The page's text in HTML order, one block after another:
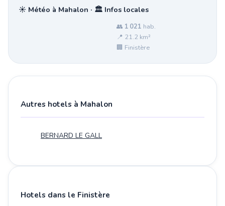
☀️ Météo à Mahalon · 🏛️ Infos locales
👥 1 021 hab.
📍 21.2 km²
🏢 Finistère
Autres hotels à Mahalon
BERNARD LE GALL
Hotels dans le Finistère